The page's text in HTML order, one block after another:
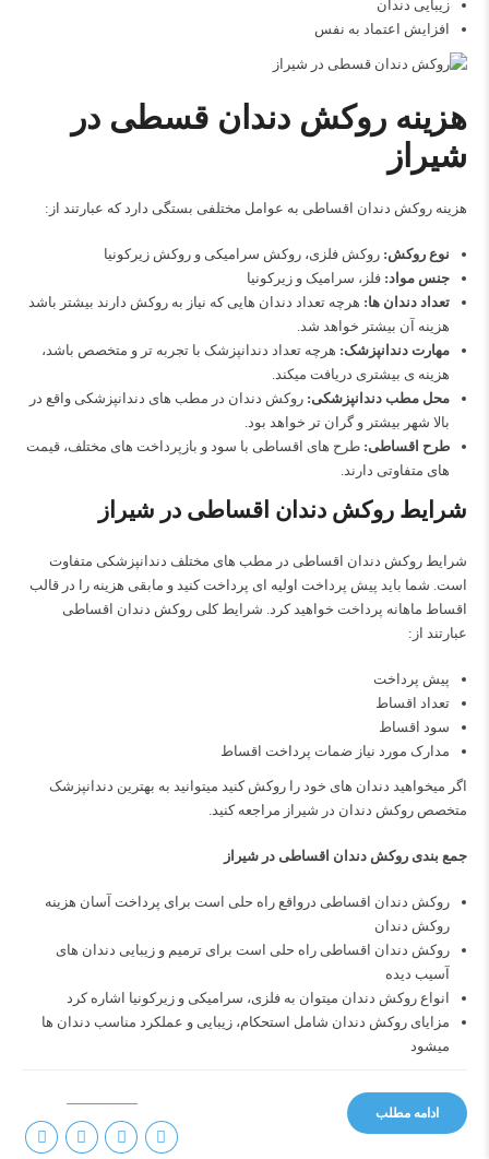
زیبایی دندان
افزایش اعتماد به نفس
هزینه روکش دندان قسطی در
شیراز
هزینه روکش دندان اقساطی به عوامل مختلفی بستگی دارد که عبارتند از:
نوع روکش: روکش فلزی، روکش سرامیکی و روکش زیرکونیا
جنس مواد: فلز، سرامیک و زیرکونیا
تعداد دندان ها: هرچه تعداد دندان هایی که نیاز به روکش دارند بیشتر باشد
هزینه آن بیشتر خواهد شد.
مهارت دندانپزشک: هرچه تعداد دندانپزشک با تجربه تر و متخصص باشد،
هزینه ی بیشتری دریافت میکند.
محل مطب دندانپزشکی: روکش دندان در مطب های دندانپزشکی واقع در
بالا شهر بیشتر و گران تر خواهد بود.
طرح اقساطی: طرح های اقساطی با سود و بازپرداخت های مختلف، قیمت
های متفاوتی دارند.
شرایط روکش دندان اقساطی در شیراز
شرایط روکش دندان اقساطی در مطب های مختلف دندانپزشکی متفاوت
است. شما باید پیش پرداخت اولیه ای پرداخت کنید و مابقی هزینه را در قالب
اقساط ماهانه پرداخت خواهید کرد. شرایط کلی روکش دندان اقساطی
عبارتند از:
پیش پرداخت
تعداد اقساط
سود اقساط
مدارک مورد نیاز ضمات پرداخت اقساط
اگر میخواهید دندان های خود را روکش کنید میتوانید به بهترین دندانپزشک
متخصص روکش دندان در شیراز مراجعه کنید.
جمع بندی روکش دندان اقساطی در شیراز
روکش دندان اقساطی درواقع راه حلی است برای پرداخت آسان هزینه
روکش دندان
روکش دندان اقساطی راه حلی است برای ترمیم و زیبایی دندان های
آسیب دیده
انواع روکش دندان میتوان به فلزی، سرامیکی و زیرکونیا اشاره کرد
مزایای روکش دندان شامل استحکام، زیبایی و عملکرد مناسب دندان ها
میشود
ادامه مطلب